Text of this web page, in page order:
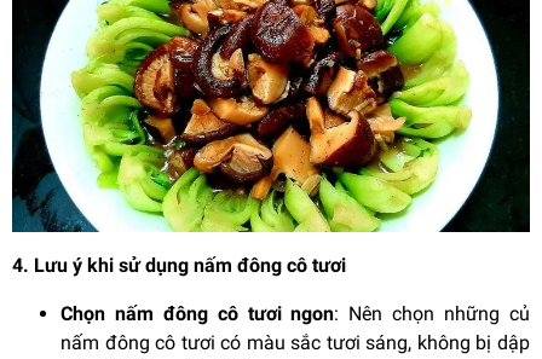
4. Lưu ý khi sử dụng nấm đông cô tươi
Chọn nấm đông cô tươi ngon: Nên chọn những củ
nấm đông cô tươi có màu sắc tươi sáng, không bị dập